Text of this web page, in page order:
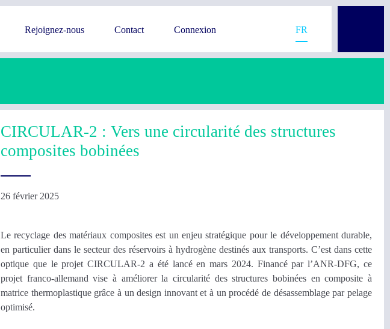
FR
Rejoignez-nous Contact Connexion
CIRCULAR-2 : Vers une circularité des structures
composites bobinées
26 février 2025
Le recyclage des matériaux composites est un enjeu stratégique pour le développement durable,
en particulier dans le secteur des réservoirs à hydrogène destinés aux transports. C’est dans cette
optique que le projet CIRCULAR-2 a été lancé en mars 2024. Financé par l’ANR-DFG, ce
projet franco-allemand vise à améliorer la circularité des structures bobinées en composite à
matrice thermoplastique grâce à un design innovant et à un procédé de désassemblage par pelage
optimisé.